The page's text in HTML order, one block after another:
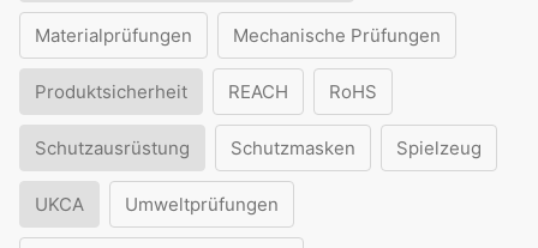
Materialprüfungen Mechanische Prüfungen
Produktsicherheit REACH RoHS
Schutzausrüstung Schutzmasken Spielzeug
UKCA Umweltprüfungen